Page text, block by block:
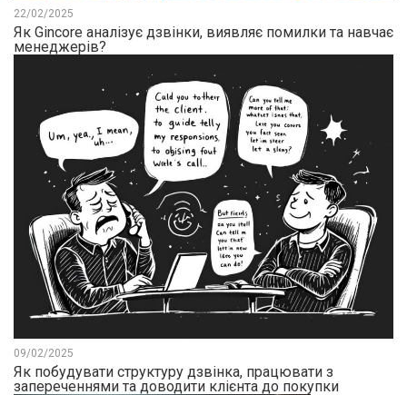
22/02/2025
Як Gincore аналізує дзвінки, виявляє помилки та навчає
менеджерів?
09/02/2025
Як побудувати структуру дзвінка, працювати з
запереченнями та доводити клієнта до покупки